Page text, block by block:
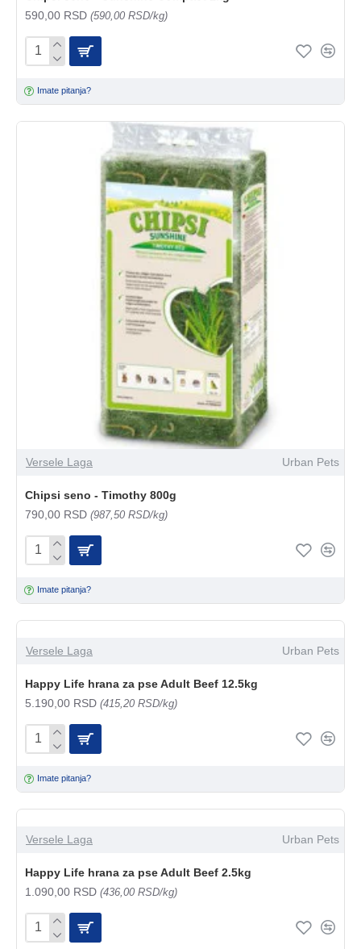
590,00 RSD (590,00 RSD/kg)
Imate pitanja?
Versele Laga Urban Pets
Chipsi seno - Timothy 800g
790,00 RSD (987,50 RSD/kg)
Imate pitanja?
Versele Laga Urban Pets
Happy Life hrana za pse Adult Beef 12.5kg
5.190,00 RSD (415,20 RSD/kg)
Imate pitanja?
Versele Laga Urban Pets
Happy Life hrana za pse Adult Beef 2.5kg
1.090,00 RSD (436,00 RSD/kg)